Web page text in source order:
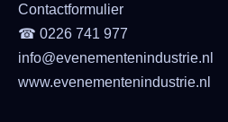
Contactformulier
☎ 0226 741 977
info@evenementenindustrie.nl
www.evenementenindustrie.nl